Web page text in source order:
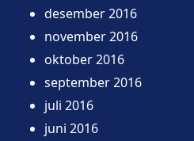
desember 2016
november 2016
oktober 2016
september 2016
juli 2016
juni 2016